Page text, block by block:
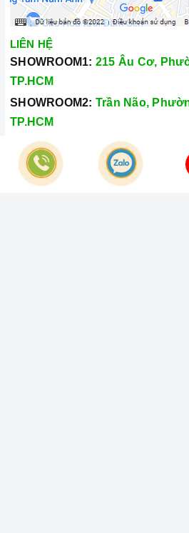
LIÊN HỆ
SHOWROOM1: 215 Âu Cơ,
TP.HCM
SHOWROOM2: Trần Não,
TP.HCM
Hotline:
028.66.79.8989
Khiếu nại: 0933.800.899